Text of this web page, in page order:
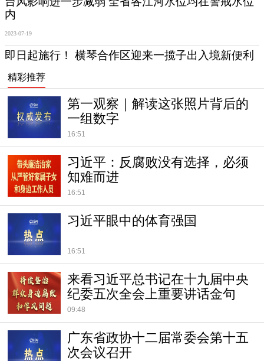
精彩推荐
第一观察｜解读这张照片背后的
一组数字
16:51
习近平：反腐败没有选择，必须
知难而进
16:51
习近平眼中的体育强国
16:51
来看习近平总书记在十九届中央
纪委五次全会上重要讲话金句
09:48
广东省政协十二届常委会第十五
次会议召开